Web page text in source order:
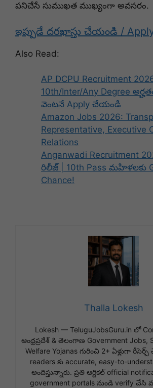
పనిచేసే సుముఖత ముఖ్యంగా అవసరం.
ఇప్పుడే దరఖాస్తు చేయండి /
Also Read:
AP DCPU Recruitment
10th/Inter/Any Degree
వెంటనే Apply చేయండి
Amazon Jobs 2026:
Representative, Executive
Relations
Anganwadi Recruitment
రిలీజ్ | 10th Pass మహిళలకు
Chance!
Thalla Lokesh
Lokesh — TeluguJobsGuru.in లో
ఆంధ్రప్రదేశ్ & తెలంగాణ Government
Welfare Yojanas గురించి 2+ ఏళ్లుగా
readers కు accurate, easy-to-
అందిస్తున్నారు. ప్రతి ఆర్టికల్ official
government portals నుండి verify చేసి